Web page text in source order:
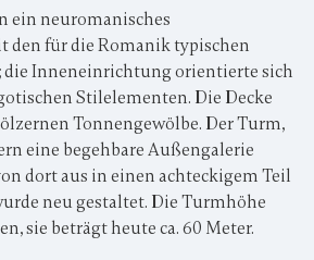
ein neuromanisches
den für die Romanik typischen
die Inneneinrichtung orientierte sich
Stilelementen. Die Decke
Tonnengewölbe. Der Turm,
eine begehbare Außengalerie
dort aus in einen achteckigem Teil
neu gestaltet. Die Turmhöhe
sie beträgt heute ca. 60 Meter.